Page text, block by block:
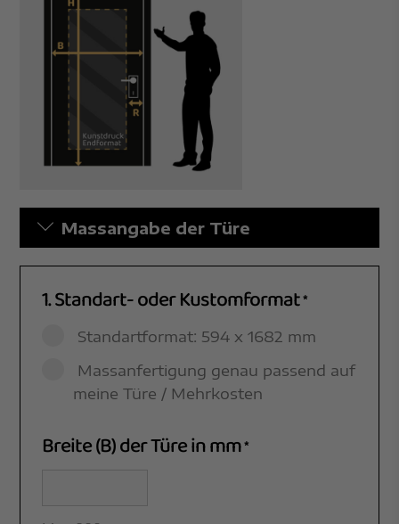
Massangabe der Türe
1. Standart- oder Kustomformat*
Standartformat: 594 x 1682 mm
Massanfertigung genau passend auf
meine Türe / Mehrkosten
Breite (B) der Türe in mm*